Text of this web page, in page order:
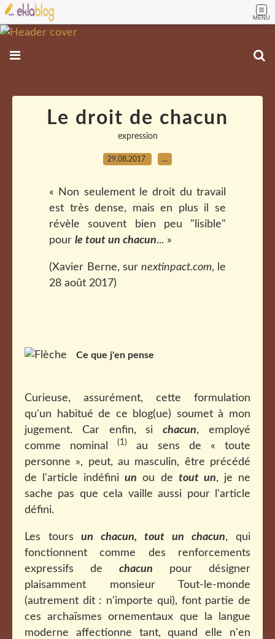
MENU
Le droit de chacun
expression
29.08.2017 …
« Non seulement le droit du travail
est très dense, mais en plus il se
révèle souvent bien peu "lisible"
pour le tout un chacun... »
(Xavier Berne, sur nextinpact.com, le
28 août 2017)
Ce que j'en pense
Curieuse, assurément, cette formulation
qu'un habitué de ce blog(ue) soumet à mon
jugement. Car enfin, sichacun, employé
comme nominal(1)
au sens de « toute
personne », peut, au masculin, être précédé
de l'article indéfiniun ou de tout un, je ne
sache pas que cela vaille aussi pour l'article
défini.
Les tours un chacun, tout un chacun, qui
fonctionnent comme des renforcements
expressifs de chacun pour désigner
plaisamment monsieur Tout-le-monde
(autrement dit : n'importe qui), font partie de
ces archaïsmes ornementaux que la langue
moderne affectionne tant, quand elle n'en